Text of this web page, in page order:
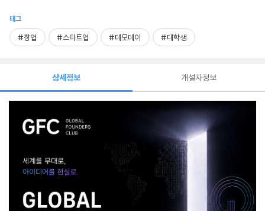
태그
#창업 #스타트업 #데모데이 #대학생
상세정보 개설자정보